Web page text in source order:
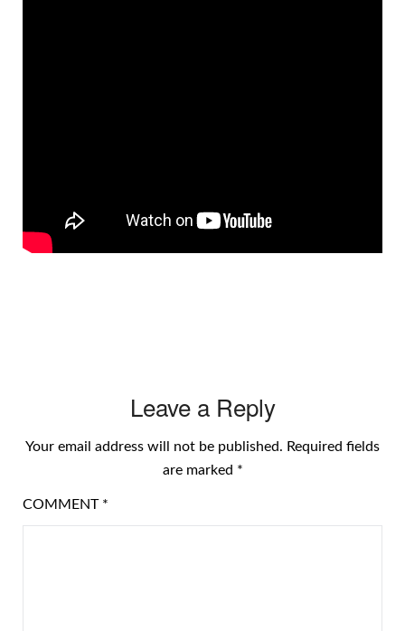
Leave a Reply
Your email address will not be published. Required fields
are marked *
COMMENT *